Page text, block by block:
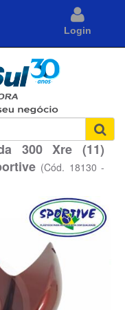
Login
300 Xre (11)
(Cód. 18130 -